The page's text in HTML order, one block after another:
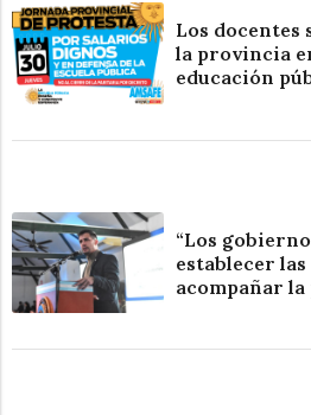
Los docentes
la provincia
educación
“Los
establecer
acompañar